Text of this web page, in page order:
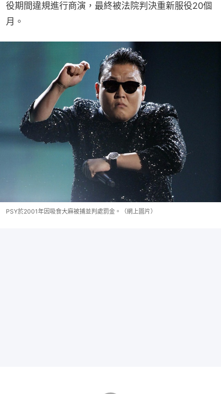
役期間違規進行商演，最終被法院判決重新服役20個
月。
PSY於2001年因吸食大麻被捕並判處罰金。（網上圖片）